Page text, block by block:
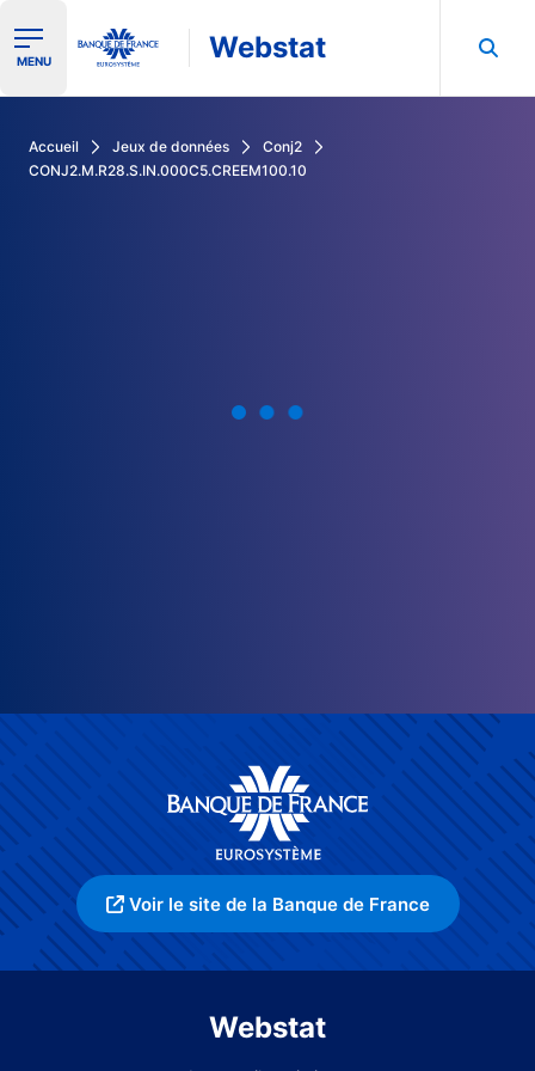
Ouvrir le menu de navigation
MENU Webstat
Accueil Jeux de données
Conj2
CONJ2.M.R28.S.IN.000C5.CREEM100.10
Voir le site de la Banque de France
Webstat